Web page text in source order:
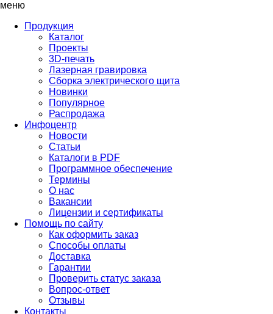
меню
Продукция
Каталог
Проекты
3D-печать
Лазерная гравировка
Сборка электрического щита
Новинки
Популярное
Распродажа
Инфоцентр
Новости
Статьи
Каталоги в PDF
Программное обеспечение
Термины
О нас
Вакансии
Лицензии и сертификаты
Помощь по сайту
Как оформить заказ
Способы оплаты
Доставка
Гарантии
Проверить статус заказа
Вопрос-ответ
Отзывы
Контакты